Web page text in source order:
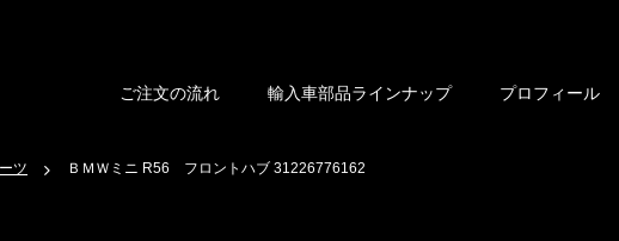
ご注文の流れ 輸入車部品ラインナップ プロフィール
ツ ＢＭＷミニ R56 フロントハブ 31226776162